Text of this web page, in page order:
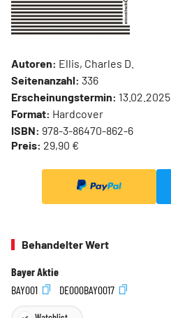
Autoren: Ellis, Charles D.
Seitenanzahl: 336
Erscheinungstermin: 13.02.2025
Format: Hardcover
ISBN: 978-3-86470-862-6
Preis: 29,90 €
Behandelter Wert
Bayer Aktie
BAY001
DE000BAY0017